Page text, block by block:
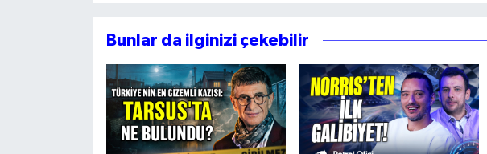
Bunlar da ilginizi çekebilir